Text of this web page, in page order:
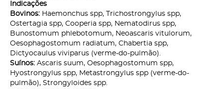
Indicações
Bovinos: Haemonchus spp, Trichostrongylus spp,
Ostertagia spp, Cooperia spp, Nematodirus spp,
Bunostomum phlebotomum, Neoascaris vitulorum,
Oesophagostomum radiatum, Chabertia spp,
Dictyocaulus viviparus (verme-do-pulmão).
Suínos: Ascaris suum, Oesophagostomum spp,
Hyostrongylus spp, Metastrongylus spp (verme-do-
pulmão), Strongyloides spp.